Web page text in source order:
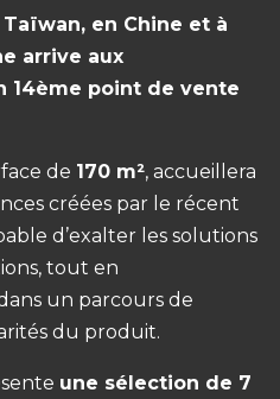
en Chine et à
arrive aux
14ème point de vente
de 170 m², accueillera
créées par le récent
d’exalter les solutions
tout en
un parcours de
du produit.
une sélection de 7